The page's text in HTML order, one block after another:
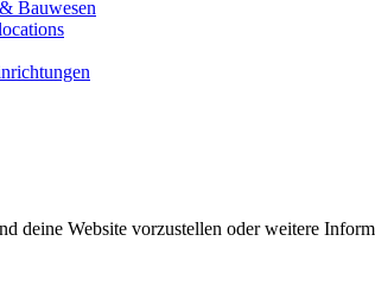
Bauwesen
deine Website vorzustellen oder weitere